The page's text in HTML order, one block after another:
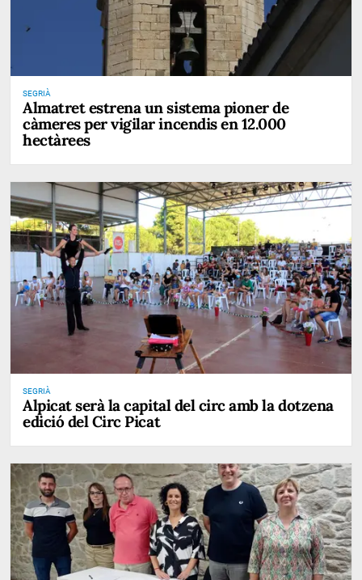
SEGRIÀ
Almatret estrena un sistema pioner de
càmeres per vigilar incendis en 12.000
hectàrees
SEGRIÀ
Alpicat serà la capital del circ amb la dotzena
edició del Circ Picat